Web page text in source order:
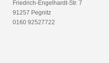
Friedrich-Engelhardt-Str. 7
91257 Pegnitz
0160 92527722